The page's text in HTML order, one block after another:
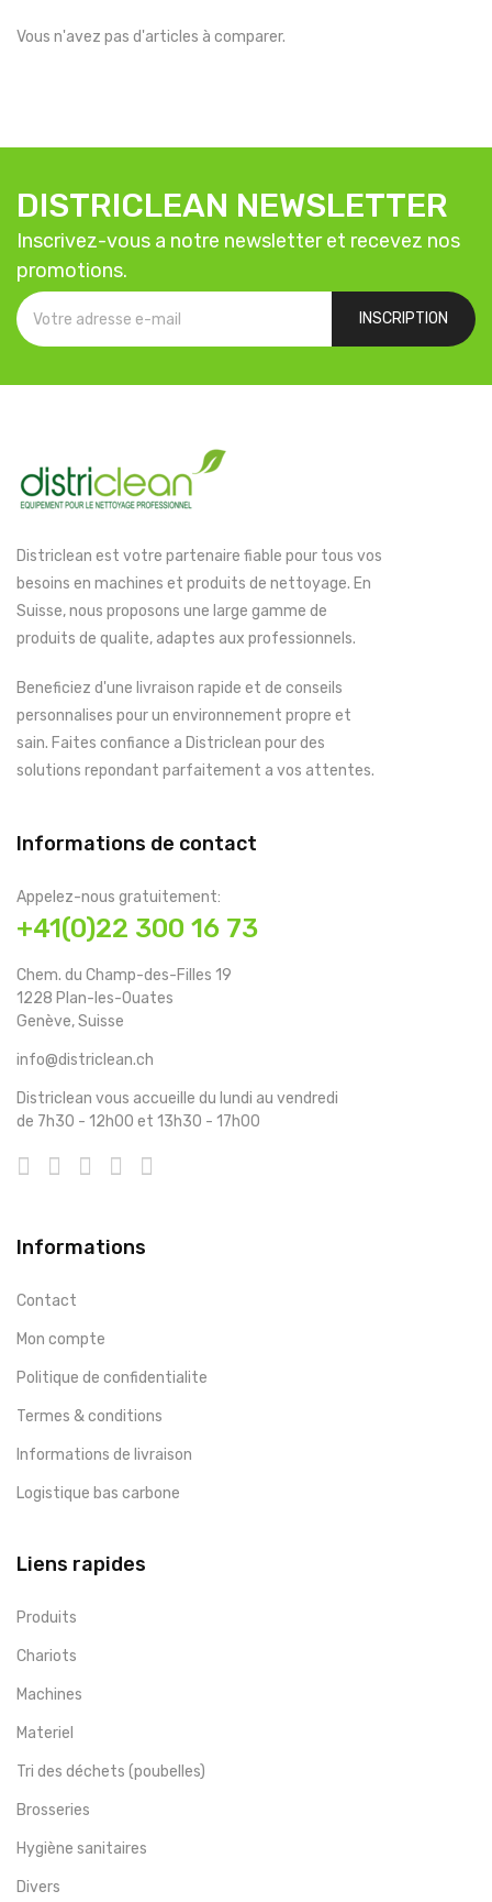
Vous n'avez pas d'articles à comparer.
DISTRICLEAN NEWSLETTER
Inscrivez-vous a notre newsletter et recevez nos
promotions.
INSCRIPTION
Districlean est votre partenaire fiable pour tous vos
besoins en machines et produits de nettoyage. En
Suisse, nous proposons une large gamme de
produits de qualite, adaptes aux professionnels.
Beneficiez d'une livraison rapide et de conseils
personnalises pour un environnement propre et
sain. Faites confiance a Districlean pour des
solutions repondant parfaitement a vos attentes.
Informations de contact
Appelez-nous gratuitement:
+41(0)22 300 16 73
Chem. du Champ-des-Filles 19
1228 Plan-les-Ouates
Genève, Suisse
info@districlean.ch
Districlean vous accueille du lundi au vendredi
de 7h30 - 12h00 et 13h30 - 17h00
Informations
Contact
Mon compte
Politique de confidentialite
Termes & conditions
Informations de livraison
Logistique bas carbone
Liens rapides
Produits
Chariots
Machines
Materiel
Tri des déchets (poubelles)
Brosseries
Hygiène sanitaires
Divers